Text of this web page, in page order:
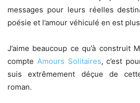
messages pour leurs réelles
poésie et l’amour véhiculé en est
J’aime beaucoup ce qu’à construit
compte Amours Solitaires, c’est
suis extrêmement déçue de
roman.